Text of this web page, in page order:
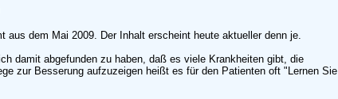
aus dem Mai 2009. Der Inhalt erscheint heute aktueller denn je.
damit abgefunden zu haben, daß es viele Krankheiten gibt, die
zur Besserung aufzuzeigen heißt es für den Patienten oft "Lernen Sie